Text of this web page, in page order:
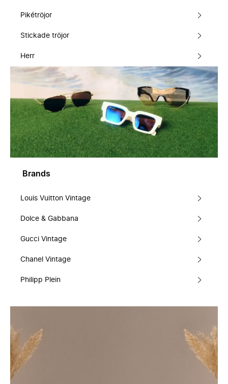
Pikétröjor
Stickade tröjor
Herr
Brands
Louis Vuitton Vintage
Dolce & Gabbana
Gucci Vintage
Chanel Vintage
Philipp Plein